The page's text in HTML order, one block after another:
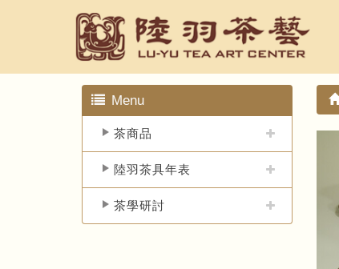
Menu
茶商品
陸羽茶具年表
茶學研討